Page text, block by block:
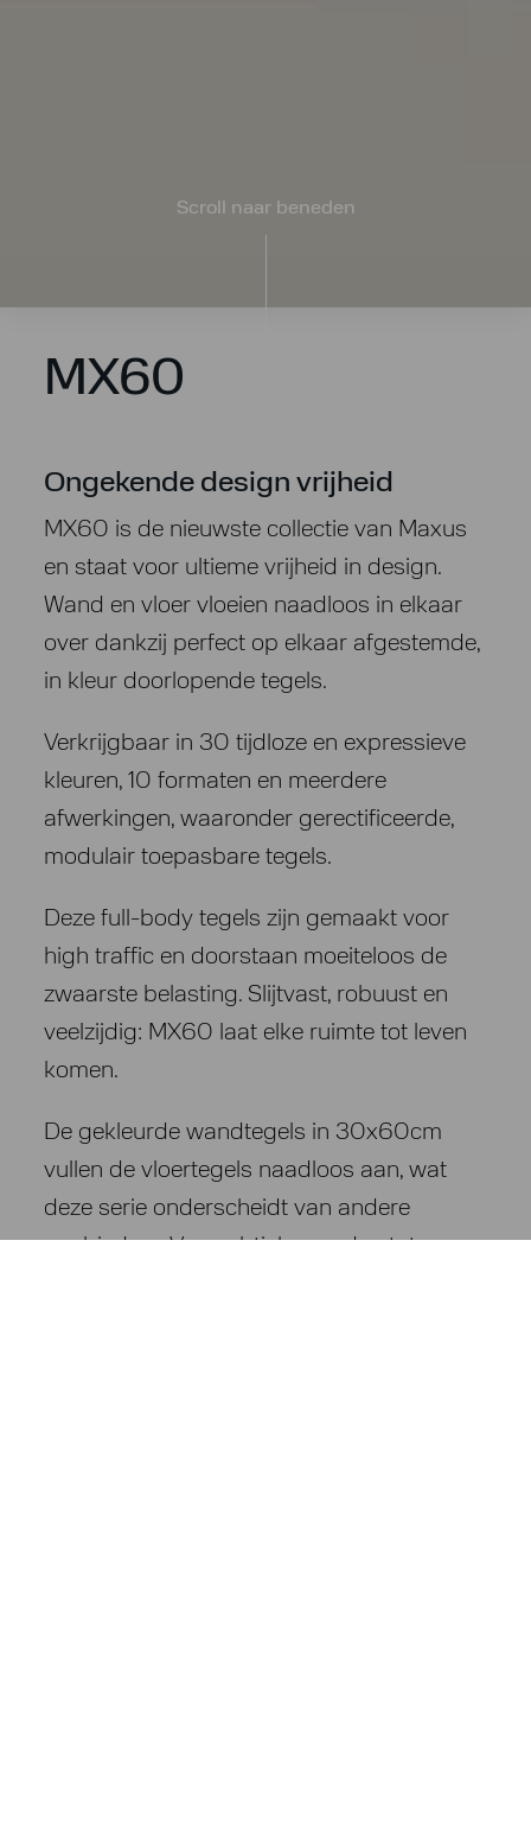
Scroll naar beneden
MX60
Ongekende design vrijheid
MX60 is de nieuwste collectie van Maxus
en staat voor ultieme vrijheid in design.
Wand en vloer vloeien naadloos in elkaar
over dankzij perfect op elkaar afgestemde,
in kleur doorlopende tegels.
Verkrijgbaar in 30 tijdloze en expressieve
kleuren, 10 formaten en meerdere
afwerkingen, waaronder gerectificeerde,
modulair toepasbare tegels.
Deze full-body tegels zijn gemaakt voor
high traffic en doorstaan moeiteloos de
zwaarste belasting. Slijtvast, robuust en
veelzijdig: MX60 laat elke ruimte tot leven
komen.
De gekleurde wandtegels in 30x60cm
vullen de vloertegels naadloos aan, wat
deze serie onderscheidt van andere
aanbieders. Van subtiele wanden tot